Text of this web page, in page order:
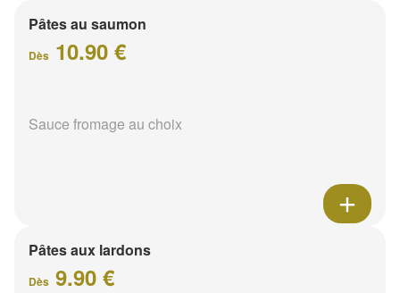
Pâtes au saumon
Dès 10.90 €
Sauce fromage au choix
Pâtes aux lardons
Dès 9.90 €